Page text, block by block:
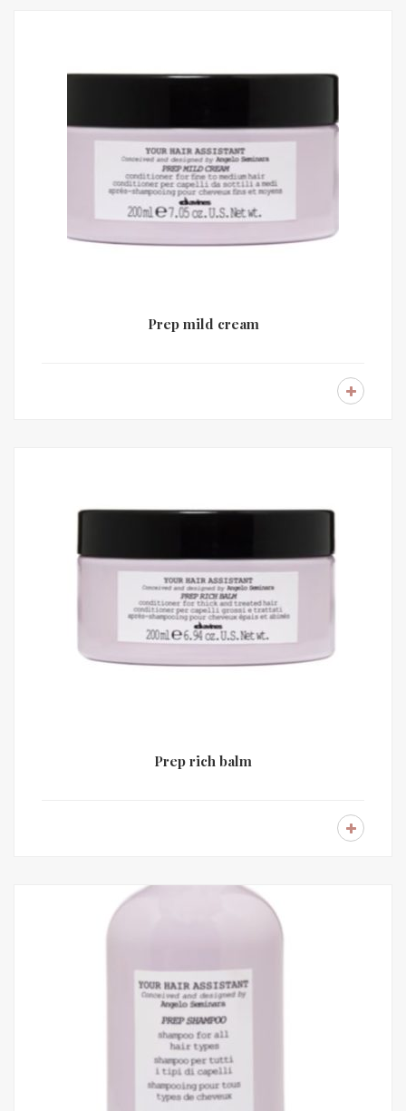
Prep mild cream
Prep rich balm